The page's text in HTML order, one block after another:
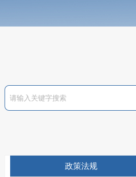
政策法规